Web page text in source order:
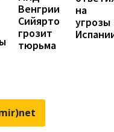
Венгрии
Сийярто
грозит
тюрьма
на
угрозы